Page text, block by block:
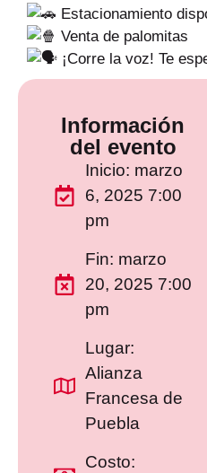
Estacionamiento
Venta de palomitas
¡Corre la voz! Te
Información
del evento
Inicio: marzo
6, 2025 7:00
pm
Fin: marzo
20, 2025 7:00
pm
Lugar:
Alianza
Francesa de
Puebla
Costo: